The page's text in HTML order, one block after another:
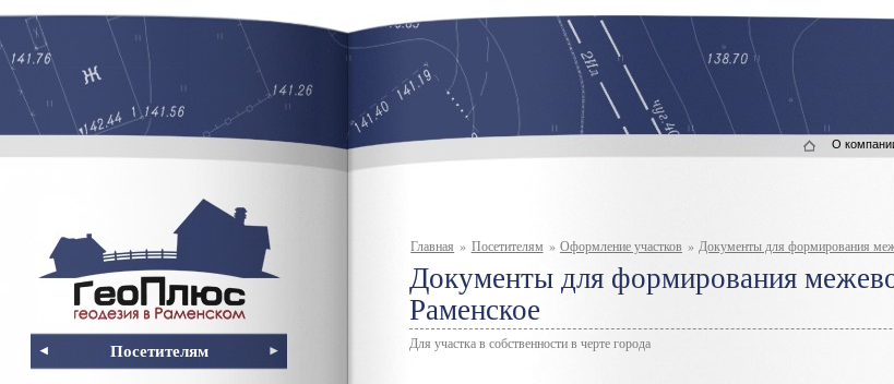
О
Посетителям
Главная » Посетителям » Оформление участков » Документы для формирования
Документы для формирования
Раменское
Для участка в собственности в черте города